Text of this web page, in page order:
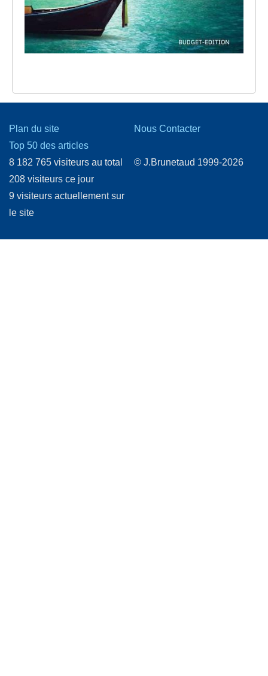
Plan du site
Top 50 des articles
8 182 765 visiteurs au total
208 visiteurs ce jour
9 visiteurs actuellement sur
le site
Nous Contacter
© J.Brunetaud 1999-2026